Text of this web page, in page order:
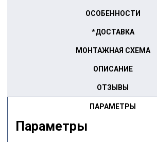
ПАРАМЕТРЫ
ОСОБЕННОСТИ
*ДОСТАВКА
МОНТАЖНАЯ СХЕМА
ОПИСАНИЕ
ОТЗЫВЫ
Параметры